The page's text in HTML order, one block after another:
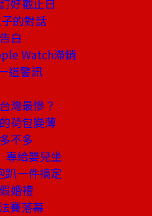
好截止日
的對話
白
Watch滯銷
道警訊
灣最慘？
荷包變薄
不多
給嬰兒坐
一件搞定
婚禮
賽落幕